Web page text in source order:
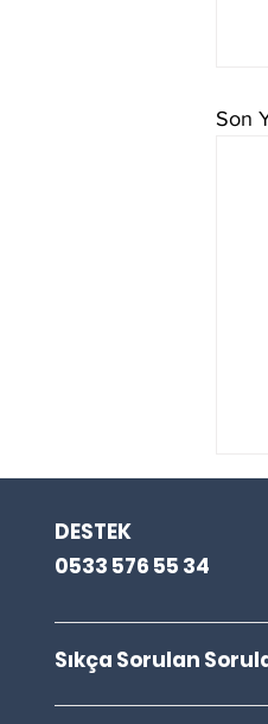
Son
DESTEK
0533 576 55 34
Sıkça Sorulan